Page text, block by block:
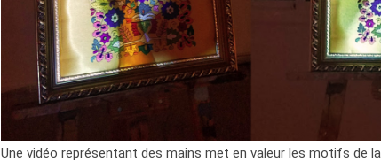
Une vidéo représentant des mains met en valeur les motifs de